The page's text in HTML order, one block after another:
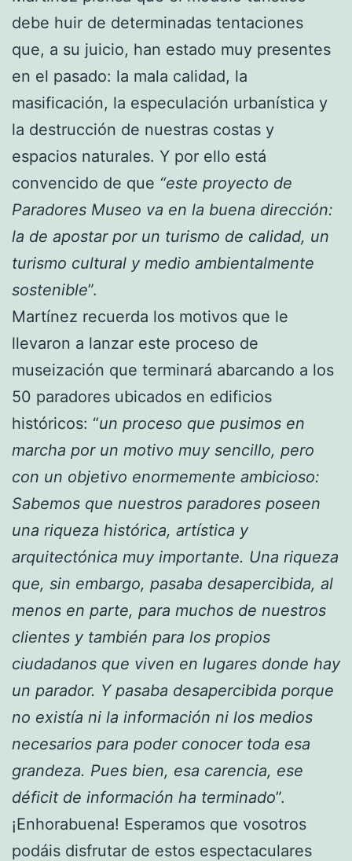
debe huir de determinadas tentaciones
que, a su juicio, han estado muy presentes
en el pasado: la mala calidad, la
masificación, la especulación urbanística y
la destrucción de nuestras costas y
espacios naturales. Y por ello está
convencido de que “este proyecto de
Paradores Museo va en la buena dirección:
la de apostar por un turismo de calidad, un
turismo cultural y medio ambientalmente
sostenible”.
Martínez recuerda los motivos que le
llevaron a lanzar este proceso de
museización que terminará abarcando a los
50 paradores ubicados en edificios
históricos: “un proceso que pusimos en
marcha por un motivo muy sencillo, pero
con un objetivo enormemente ambicioso:
Sabemos que nuestros paradores poseen
una riqueza histórica, artística y
arquitectónica muy importante. Una riqueza
que, sin embargo, pasaba desapercibida, al
menos en parte, para muchos de nuestros
clientes y también para los propios
ciudadanos que viven en lugares donde hay
un parador. Y pasaba desapercibida porque
no existía ni la información ni los medios
necesarios para poder conocer toda esa
grandeza. Pues bien, esa carencia, ese
déficit de información ha terminado”.
¡Enhorabuena! Esperamos que vosotros
podáis disfrutar de estos espectaculares